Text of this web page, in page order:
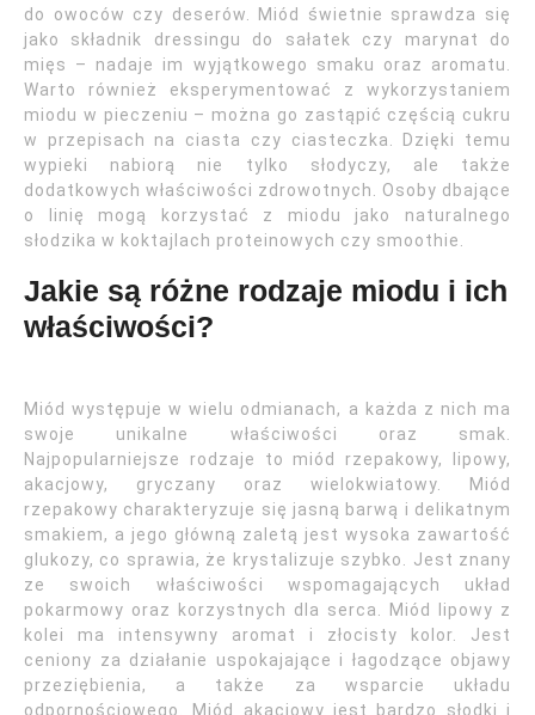
do owoców czy deserów. Miód świetnie sprawdza się
jako składnik dressingu do sałatek czy marynat do
mięs – nadaje im wyjątkowego smaku oraz aromatu.
Warto również eksperymentować z wykorzystaniem
miodu w pieczeniu – można go zastąpić częścią cukru
w przepisach na ciasta czy ciasteczka. Dzięki temu
wypieki nabiorą nie tylko słodyczy, ale także
dodatkowych właściwości zdrowotnych. Osoby dbające
o linię mogą korzystać z miodu jako naturalnego
słodzika w koktajlach proteinowych czy smoothie.
Jakie są różne rodzaje miodu i ich
właściwości?
Miód występuje w wielu odmianach, a każda z nich ma
swoje unikalne właściwości oraz smak.
Najpopularniejsze rodzaje to miód rzepakowy, lipowy,
akacjowy, gryczany oraz wielokwiatowy. Miód
rzepakowy charakteryzuje się jasną barwą i delikatnym
smakiem, a jego główną zaletą jest wysoka zawartość
glukozy, co sprawia, że krystalizuje szybko. Jest znany
ze swoich właściwości wspomagających układ
pokarmowy oraz korzystnych dla serca. Miód lipowy z
kolei ma intensywny aromat i złocisty kolor. Jest
ceniony za działanie uspokajające i łagodzące objawy
przeziębienia, a także za wsparcie układu
odpornościowego. Miód akacjowy jest bardzo słodki i